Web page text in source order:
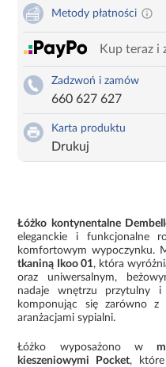
Metody płatności
Kup teraz i
Zadzwoń i zamów
660 627 627
Karta produktu
Drukuj
Łóżko kontynentalne
eleganckie i funkcjonalne
komfortowym wypoczynku.
tkaniną Ikoo 01, która
oraz uniwersalnym,
nadaje wnętrzu przytulny i
komponując się zarówno z
aranżacjami sypialni.
Łóżko wyposażono w
kieszeniowymi Pocket, które